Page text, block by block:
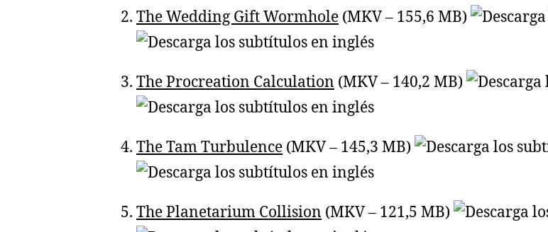
The Wedding Gift Wormhole (MKV – 155,6 MB)
The Procreation Calculation (MKV – 140,2 MB)
The Tam Turbulence (MKV – 145,3 MB)
The Planetarium Collision (MKV – 121,5 MB)